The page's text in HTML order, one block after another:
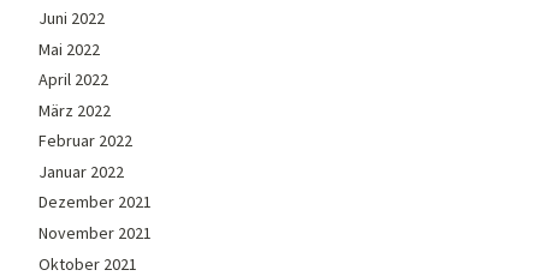
Juni 2022
Mai 2022
April 2022
März 2022
Februar 2022
Januar 2022
Dezember 2021
November 2021
Oktober 2021